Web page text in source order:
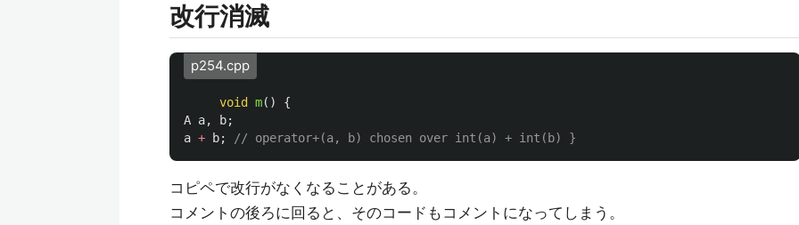
改行消滅
p254.cpp
void m()
{
A a, b;
a + b; // operator+(a, b) chosen over int(a) + int(b) }
コピペで改行がなくなることがある。
コメントの後ろに回ると、そのコードもコメントになってしまう。